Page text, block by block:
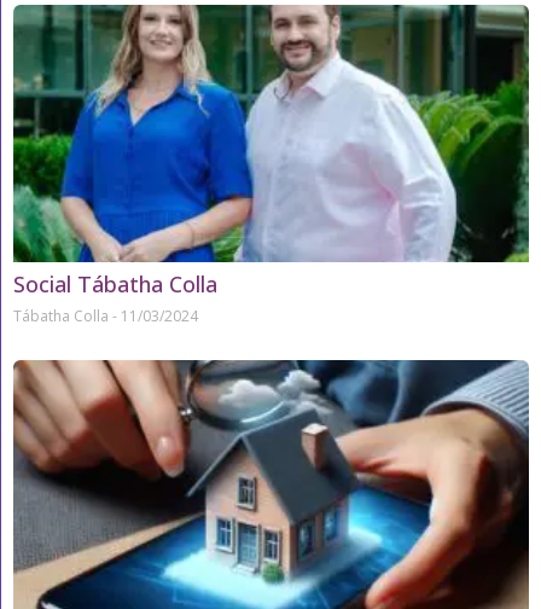
Social Tábatha Colla
Tábatha Colla 11/03/2024